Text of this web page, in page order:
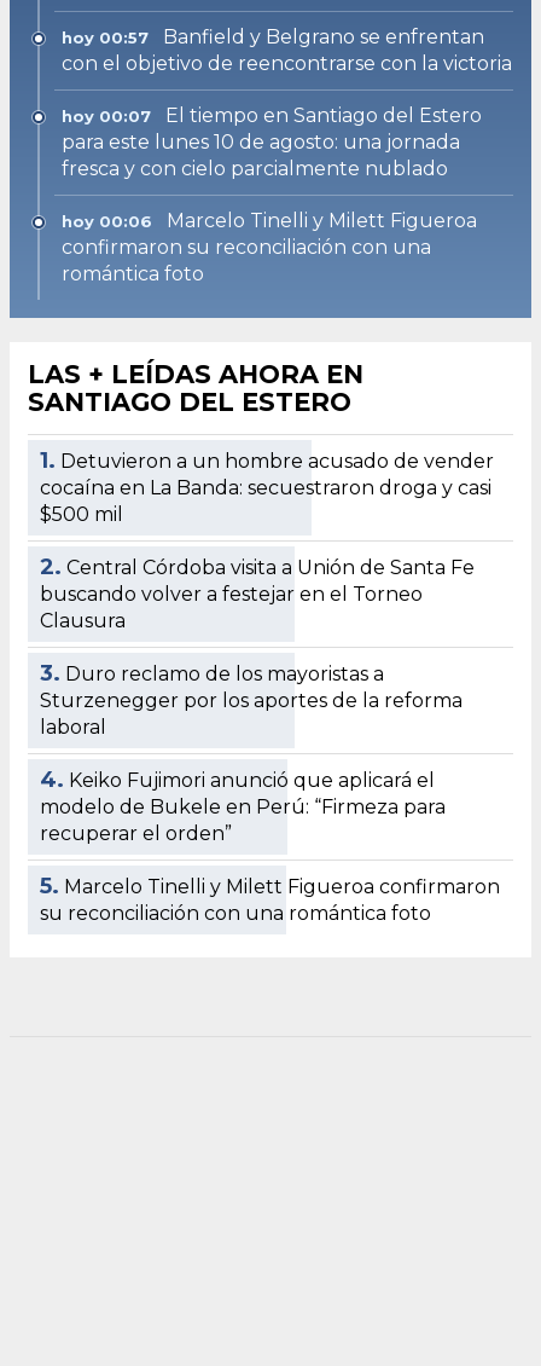
hoy 00:57
Banfield y Belgrano se enfrentan
con el objetivo de reencontrarse con la victoria
hoy 00:07
El tiempo en Santiago del Estero
para este lunes 10 de agosto: una jornada
fresca y con cielo parcialmente nublado
hoy 00:06
Marcelo Tinelli y Milett Figueroa
confirmaron su reconciliación con una
romántica foto
LAS + LEÍDAS AHORA EN
SANTIAGO DEL ESTERO
1. Detuvieron a un hombre acusado de vender
cocaína en La Banda: secuestraron droga y casi
$500 mil
2. Central Córdoba visita a Unión de Santa Fe
buscando volver a festejar en el Torneo
Clausura
3. Duro reclamo de los mayoristas a
Sturzenegger por los aportes de la reforma
laboral
4. Keiko Fujimori anunció que aplicará el
modelo de Bukele en Perú: “Firmeza para
recuperar el orden”
5. Marcelo Tinelli y Milett Figueroa confirmaron
su reconciliación con una romántica foto